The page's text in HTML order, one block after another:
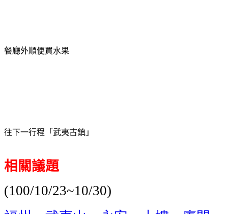
餐廳外順便買水果
往下一行程「武夷古鎮」
相關議題
(100/10/23~10/30)